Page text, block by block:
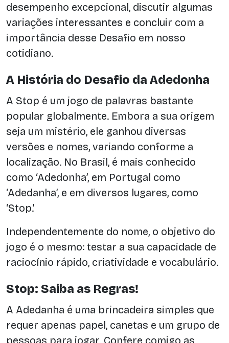
desempenho excepcional, discutir algumas
variações interessantes e concluir com a
importância desse Desafio em nosso
cotidiano.
A História do Desafio da Adedonha
A Stop é um jogo de palavras bastante
popular globalmente. Embora a sua origem
seja um mistério, ele ganhou diversas
versões e nomes, variando conforme a
localização. No Brasil, é mais conhecido
como ‘Adedonha’, em Portugal como
‘Adedanha’, e em diversos lugares, como
‘Stop.’
Independentemente do nome, o objetivo do
jogo é o mesmo: testar a sua capacidade de
raciocínio rápido, criatividade e vocabulário.
Stop: Saiba as Regras!
A Adedanha é uma brincadeira simples que
requer apenas papel, canetas e um grupo de
pessoas para jogar. Confere comigo as